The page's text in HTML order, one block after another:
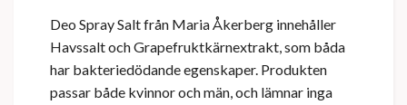
Deo Spray Salt från Maria Åkerberg innehåller
Havssalt och Grapefruktkärnextrakt, som båda
har bakteriedödande egenskaper. Produkten
passar både kvinnor och män, och lämnar inga